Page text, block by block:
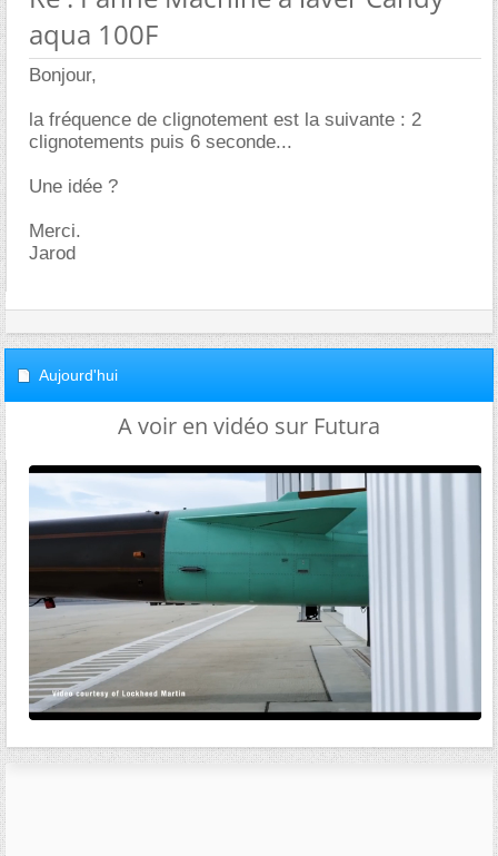
aqua 100F
Bonjour,
la fréquence de clignotement est la suivante : 2
clignotements puis 6 seconde...
Une idée ?
Merci.
Jarod
Aujourd'hui
A voir en vidéo sur Futura